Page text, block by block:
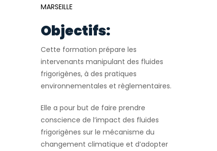
MARSEILLE
Objectifs:
Cette formation prépare les
intervenants manipulant des fluides
frigorigènes, à des pratiques
environnementales et règlementaires.
Elle a pour but de faire prendre
conscience de l’impact des fluides
frigorigènes sur le mécanisme du
changement climatique et d’adopter